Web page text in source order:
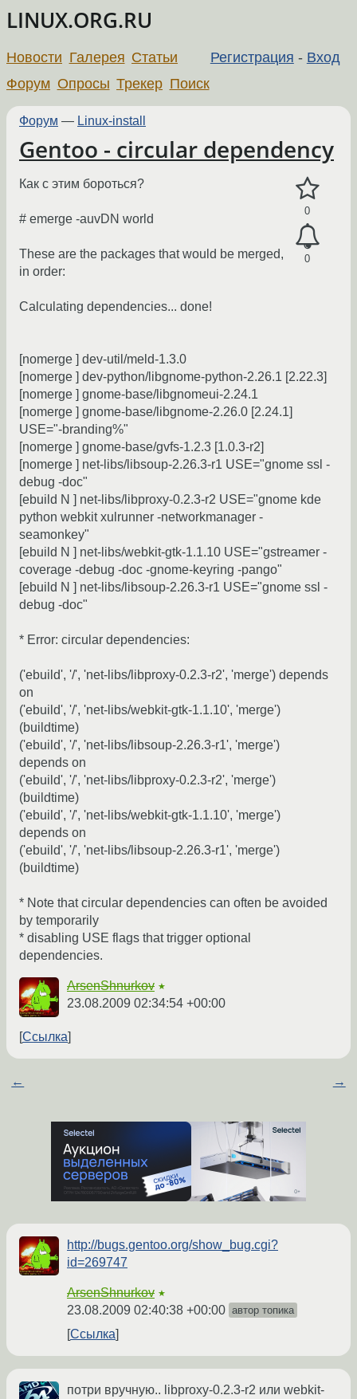
LINUX.ORG.RU
Регистрация - Вход
Новости Галерея Статьи
Форум Опросы Трекер Поиск
Форум — Linux-install
Gentoo - circular dependency
0
0
Как с этим бороться?
# emerge -auvDN world
These are the packages that would be merged,
in order:
Calculating dependencies... done!
[nomerge ] dev-util/meld-1.3.0
[nomerge ] dev-python/libgnome-python-2.26.1 [2.22.3]
[nomerge ] gnome-base/libgnomeui-2.24.1
[nomerge ] gnome-base/libgnome-2.26.0 [2.24.1]
USE="-branding%"
[nomerge ] gnome-base/gvfs-1.2.3 [1.0.3-r2]
[nomerge ] net-libs/libsoup-2.26.3-r1 USE="gnome ssl -
debug -doc"
[ebuild N ] net-libs/libproxy-0.2.3-r2 USE="gnome kde
python webkit xulrunner -networkmanager -
seamonkey"
[ebuild N ] net-libs/webkit-gtk-1.1.10 USE="gstreamer -
coverage -debug -doc -gnome-keyring -pango"
[ebuild N ] net-libs/libsoup-2.26.3-r1 USE="gnome ssl -
debug -doc"
* Error: circular dependencies:
('ebuild', '/', 'net-libs/libproxy-0.2.3-r2', 'merge') depends
on
('ebuild', '/', 'net-libs/webkit-gtk-1.1.10', 'merge')
(buildtime)
('ebuild', '/', 'net-libs/libsoup-2.26.3-r1', 'merge')
depends on
('ebuild', '/', 'net-libs/libproxy-0.2.3-r2', 'merge')
(buildtime)
('ebuild', '/', 'net-libs/webkit-gtk-1.1.10', 'merge')
depends on
('ebuild', '/', 'net-libs/libsoup-2.26.3-r1', 'merge')
(buildtime)
* Note that circular dependencies can often be avoided
by temporarily
* disabling USE flags that trigger optional
dependencies.
ArsenShnurkov ★
23.08.2009 02:34:54 +00:00
Ссылка
← →
http://bugs.gentoo.org/show_bug.cgi?
id=269747
ArsenShnurkov ★
23.08.2009 02:40:38 +00:00 автор топика
Ссылка
потри вручную.. libproxy-0.2.3-r2 или webkit-